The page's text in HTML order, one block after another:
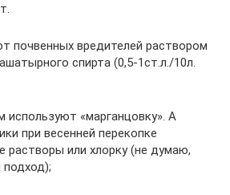
почвенных вредителей раствором
спирта (0,5-1ст.л./10л.
используют «марганцовку». А
при весенней перекопке
растворы или хлорку (не думаю,
подход);